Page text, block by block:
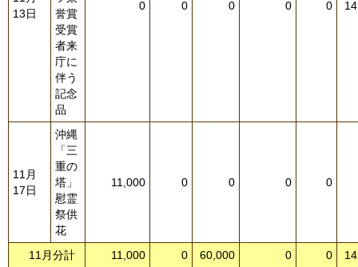
13日
誉賞
受賞
者来
庁に
伴う
記念
品
0 0 0 0 0
11月
17日
沖縄
「三
重の
塔」
慰霊
祭供
花
11,000 0 0 0 0
11月分計 11,000 0 60,000 0 0